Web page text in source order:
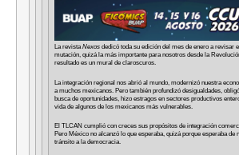
La revistaNexos dedicó toda su edición del mes de enero a revisar
mutación, quizá la más importante para nosotros desde la
resultado es un mural de claroscuros.
La integración regional nos abrió al mundo, modernizó nuestra
a muchos mexicanos. Pero también profundizó desigualdades,
busca de oportunidades, hizo estragos en sectores productivos
vida de algunos de los mexicanos más vulnerables.
El TLCAN cumplió con creces sus propósitos de integración
Pero México no alcanzó lo que esperaba, quizá porque esperaba de
tránsito a la democracia.